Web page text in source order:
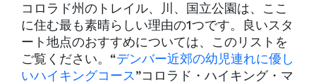
コロラド州のトレイル、川、国立公園は、ここ
に住む最も素晴らしい理由の1つです。良いスタ
ート地点のおすすめについては、このリストを
ご覧ください。“デンバー近郊の幼児連れに優し
いハイキングコース”コロラド・ハイキング・マ